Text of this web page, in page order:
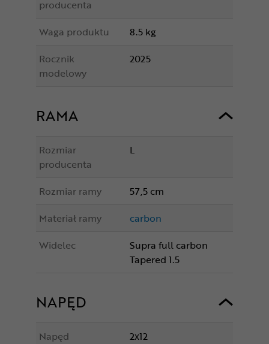
producenta
Waga produktu
8.5 kg
Rocznik
modelowy
2025
RAMA
Rozmiar
producenta
L
Rozmiar ramy
57,5 cm
Materiał ramy
carbon
Widelec
Supra full carbon
Tapered 1.5
NAPĘD
Napęd
2x12